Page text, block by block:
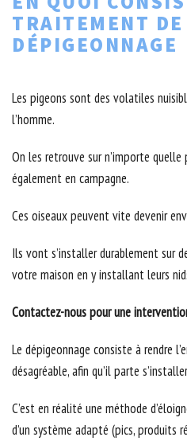
TRAITEMENT DE
DÉPIGEONNAGE
Les pigeons sont des volatiles
l’homme.
On les retrouve sur n’importe quelle
également en campagne.
Ces oiseaux peuvent vite devenir
Ils vont s’installer durablement sur
votre maison en y installant leurs
Contactez-nous pour une
Le dépigeonnage consiste à rendre
désagréable, afin qu’il parte
C’est en réalité une méthode
d’un système adapté (pics, produits